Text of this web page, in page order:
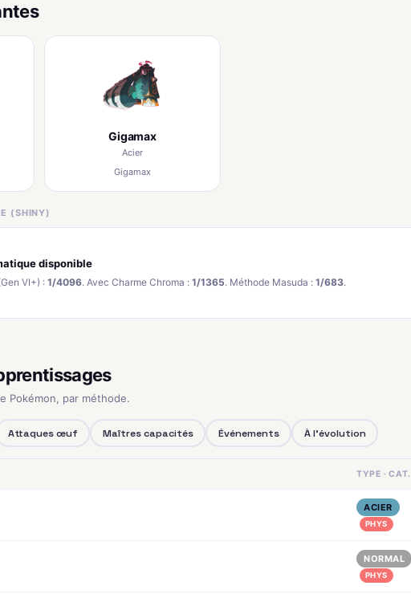
Gigamax
Acier
Gigamax
(SHINY)
disponible
VI+) : 1/4096. Avec Charme Chroma : 1/1365. Méthode Masuda : 1/683.
Pokémon, par méthode.
Attaques œuf Maîtres capacités Événements À l'évolution
TYPE · CAT.
ACIER
PHYS
NORMAL
PHYS